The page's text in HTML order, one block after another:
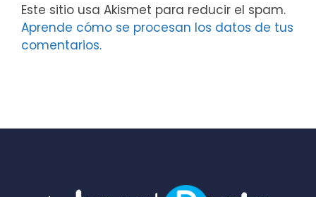
Este sitio usa Akismet para reducir el spam.
Aprende cómo se procesan los datos de tus
comentarios.